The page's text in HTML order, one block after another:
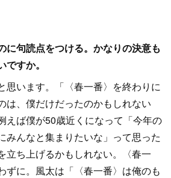
に句読点をつける。かなりの決意も
すか。
思います。「〈春一番〉を終わりに
は、僕だけだったのかもしれない
えば僕が50歳近くになって「今年の
みんなと集まりたいな」って思った
立ち上げるかもしれない。〈春一
ずに。風太は「〈春一番〉は俺のも